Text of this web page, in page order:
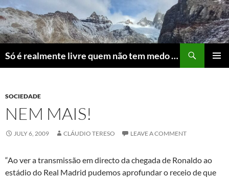
Skip
to
content
Só é realmente livre quem não tem medo do ridículo
SOCIEDADE
NEM MAIS!
JULY 6, 2009 CLÁUDIO TERESO LEAVE A COMMENT
“Ao ver a transmissão em directo da chegada de Ronaldo ao
estádio do Real Madrid pudemos aprofundar o receio de que